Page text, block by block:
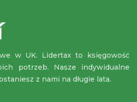
w UK. Lidertax to księgowość
potrzeb. Nasze indywidualne
z nami na długie lata.